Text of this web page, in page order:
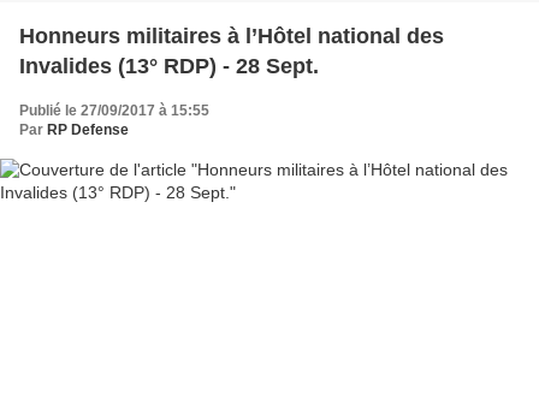
Honneurs militaires à l’Hôtel national des
Invalides (13° RDP) - 28 Sept.
Publié le 27/09/2017 à 15:55
Par RP Defense